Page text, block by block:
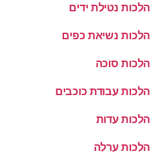
הלכות נטילת ידים
הלכות נשיאת כפים
הלכות סוכה
הלכות עבודת כוכבים
הלכות עדות
הלכות ערלה